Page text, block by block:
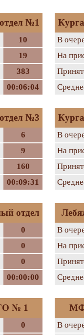
№1
10
19
383
00:06:04
В
На
№3
6
9
160
00:09:31
В
На
отдел
0
0
0
00:00:00
В
На
№ 1
0
В